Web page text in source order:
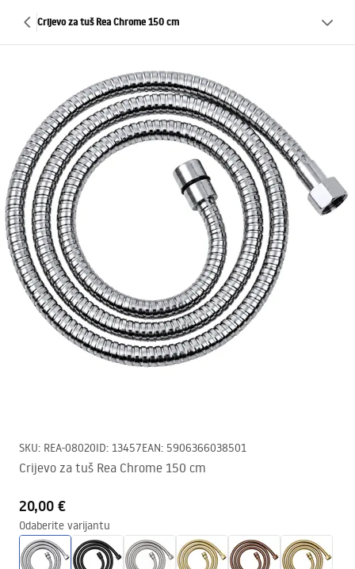
Crijevo za tuš Rea Chrome 150 cm
SKU: REA-08020ID: 13457EAN: 5906366038501
Crijevo za tuš Rea Chrome 150 cm
20,00 €
Odaberite varijantu